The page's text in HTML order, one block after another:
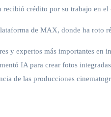
crédito por su trabajo en
de MAX, donde ha